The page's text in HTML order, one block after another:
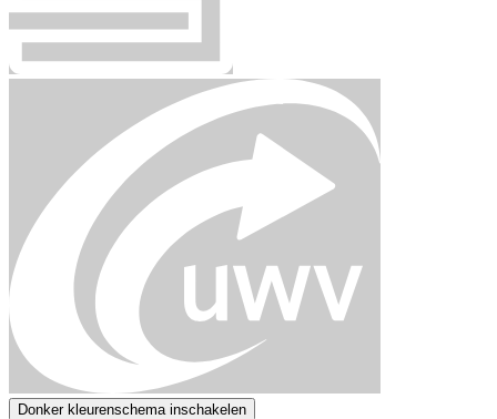
Donker kleurenschema inschakelen